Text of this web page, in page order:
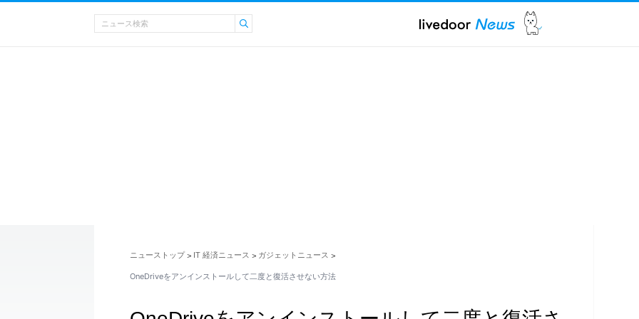
ニューストップ > IT 経済ニュース > ガジェットニュース >
OneDriveをアンインストールして二度と復活させない方法